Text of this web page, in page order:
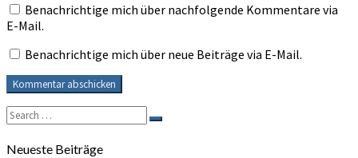
Benachrichtige mich über nachfolgende Kommentare via
E-Mail.
Benachrichtige mich über neue Beiträge via E-Mail.
Search
for:
Search
Neueste Beiträge